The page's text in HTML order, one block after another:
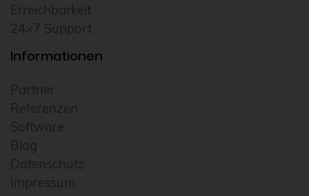
Foreman
FOSDEM
FOSSAsia
FreeBSD
freeipa
FreeRADIUS
Freie Software
FrOSCon
Erreichbarkeit
24×7 Support
Informationen
Partner
Referenzen
Software
Blog
Datenschutz
Impressum